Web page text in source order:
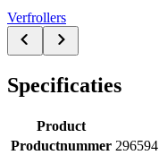
Verfrollers
Specificaties
Product
Productnummer 296594